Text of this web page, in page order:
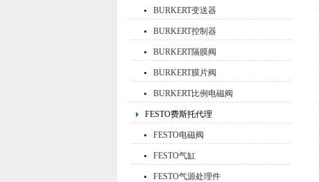
BURKERT变送器
BURKERT控制器
BURKERT隔膜阀
BURKERT膜片阀
BURKERT比例电磁阀
FESTO费斯托代理
FESTO电磁阀
FESTO气缸
FESTO气源处理件